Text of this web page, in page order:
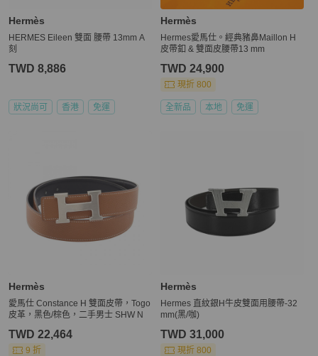
Hermès
HERMES Eileen 雙面 腰帶 13mm A
刻
TWD 8,886
狀況尚可 香港 免運
Hermès
Hermes愛馬仕。經典豬鼻Maillon H
皮帶釦 & 雙面皮腰帶13 mm
TWD 24,900
現折 800
全新品 本地 免運
Hermès
愛馬仕 Constance H 雙面皮帶，Togo
皮革，黑色/棕色，二手男士 SHW N
TWD 22,464
9 折
Hermès
Hermes 直紋銀H牛皮雙面用腰帶-32
mm(黑/咖)
TWD 31,000
現折 800